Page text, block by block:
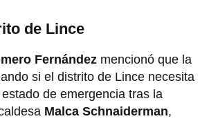
de Lince
Fernández mencionó que la
si el distrito de Lince necesita
de emergencia tras la
Malca Schnaiderman,